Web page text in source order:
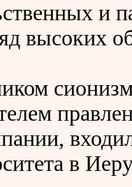
и
высоких
в